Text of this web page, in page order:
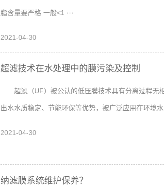
脂含量要严格 一般<1 ···
2021-04-30
超滤技术在水处理中的膜污染及控制
超滤（UF）被公认的低压膜技术具有分离过程无相
出水水质稳定、节能环保等优势，被广泛应用在环境水
2021-04-30
纳滤膜系统维护保养？